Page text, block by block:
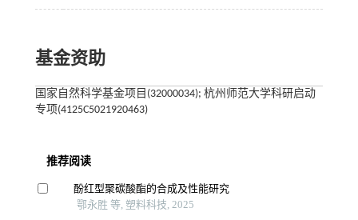
基金资助
国家自然科学基金项目(32000034); 杭州师范大学科研启动
专项(4125C5021920463)